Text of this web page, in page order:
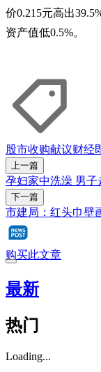
价0.215元高出
资产值低0.5%。
股市收购献议财经
上一篇
孕妇家中洗澡 男子
下一篇
市建局：红头巾壁
购买此文章
最新
热门
Loading...